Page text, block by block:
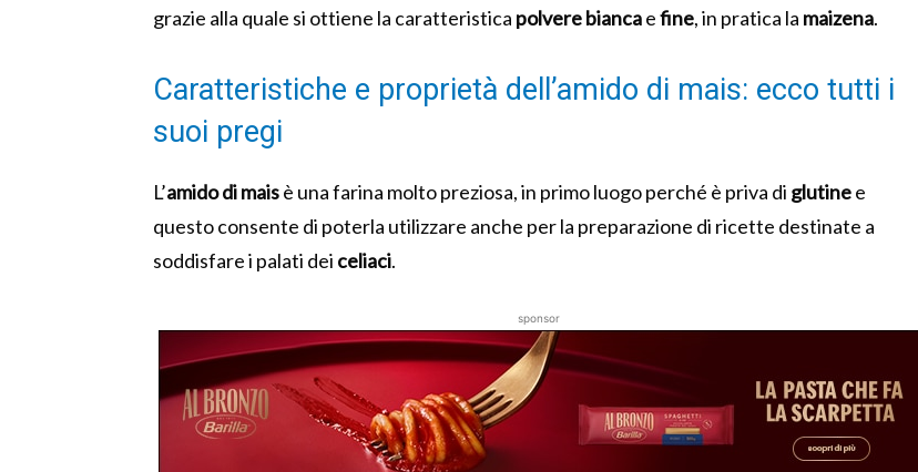
grazie alla quale si ottiene la caratteristica polvere biancaefine, in pratica la maizena.
Caratteristiche e proprietà dell’amido di mais: ecco tutti i
suoi pregi
L’amido di maisè una farina molto preziosa, in primo luogo perché è priva di glutinee
questo consente di poterla utilizzare anche per la preparazione di ricette destinate a
soddisfare i palati dei celiaci.
sponsor